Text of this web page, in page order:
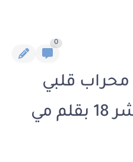
0
قلبي
الفصل الثامن عشر 18 بقلم مي